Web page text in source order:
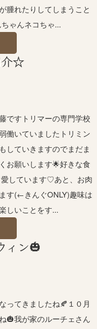
腫れたりしてしまうこと
ゃんネコちゃ...
介☆
ですトリマーの専門学校
働いていましたトリミン
していきますのでまだま
お願いします🌟好きな食
愛しています♡あと、お肉
す(←きんぐONLY)趣味は
しいことをす...
ィン🎃
ってきましたね🍂１０月
🎃我が家のルーチェさん